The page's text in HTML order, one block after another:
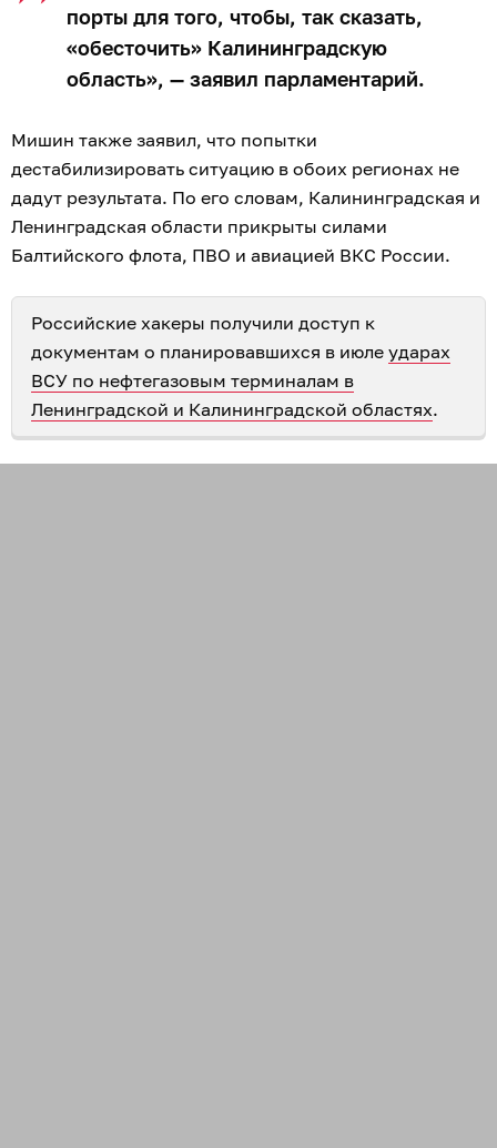
порты для того, чтобы, так сказать,
«обесточить» Калининградскую
область», — заявил парламентарий.
Мишин также заявил, что попытки
дестабилизировать ситуацию в обоих регионах не
дадут результата. По его словам, Калининградская и
Ленинградская области прикрыты силами
Балтийского флота, ПВО и авиацией ВКС России.
Российские хакеры получили доступ к
документам о планировавшихся в июле ударах
ВСУ по нефтегазовым терминалам в
Ленинградской и Калининградской областях.